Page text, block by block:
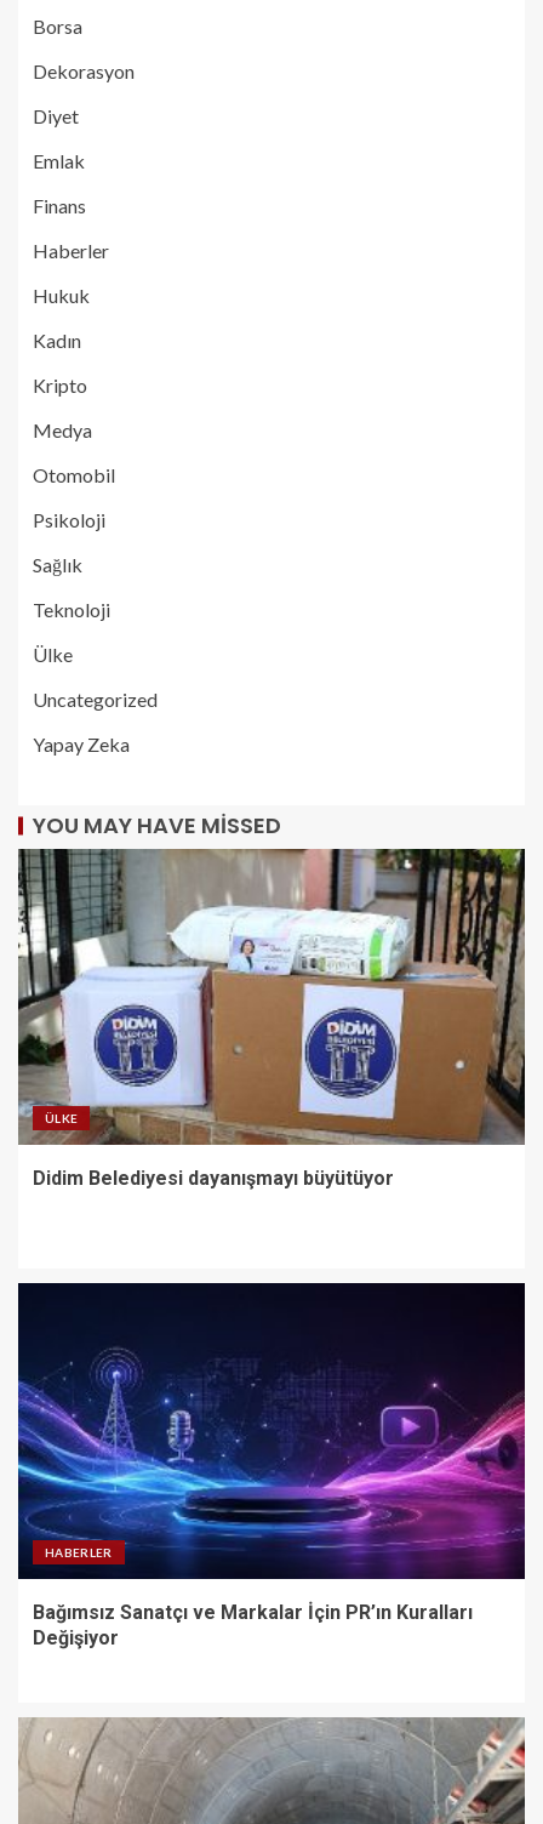
Borsa
Dekorasyon
Diyet
Emlak
Finans
Haberler
Hukuk
Kadın
Kripto
Medya
Otomobil
Psikoloji
Sağlık
Teknoloji
Ülke
Uncategorized
Yapay Zeka
YOU MAY HAVE MISSED
ÜLKE
Didim Belediyesi dayanışmayı büyütüyor
HABERLER
Bağımsız Sanatçı ve Markalar İçin PR’ın Kuralları
Değişiyor